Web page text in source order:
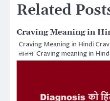
Related
Craving Meaning in
Craving Meaning in Hindi
लालसा Craving meaning in Hindi